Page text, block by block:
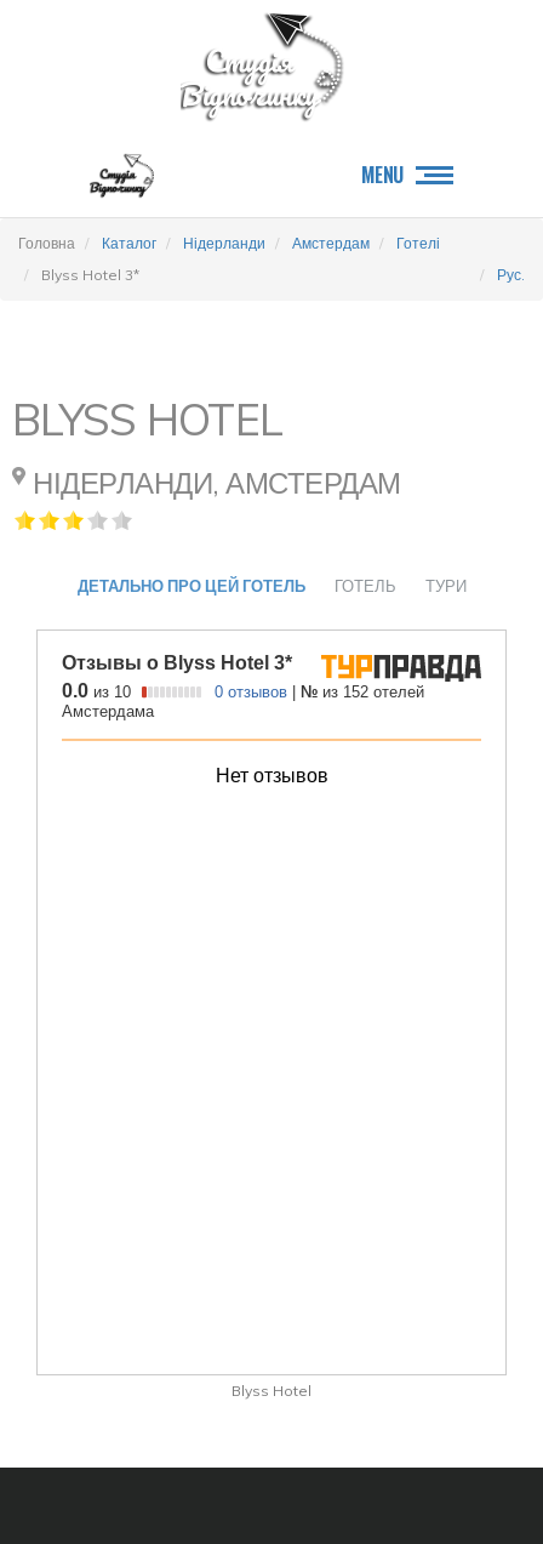
MENU
Головна Каталог Нідерланди Амстердам
Готелі
Blyss Hotel 3*
Рус.
BLYSS HOTEL
НІДЕРЛАНДИ, АМСТЕРДАМ
ДЕТАЛЬНО ПРО ЦЕЙ ГОТЕЛЬ ГОТЕЛЬ ТУРИ
Blyss Hotel